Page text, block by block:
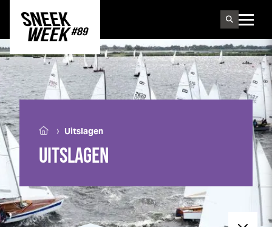
UITSLAGEN
› Uitslagen